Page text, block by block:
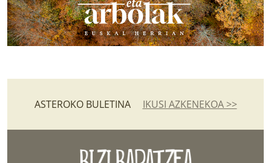
ASTEROKO BULETINA IKUSI AZKENEKOA >>